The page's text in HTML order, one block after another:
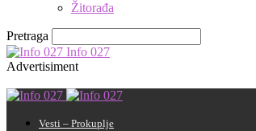
Žitorađa
Pretraga
Info 027
Advertisiment
Vesti – Prokuplje